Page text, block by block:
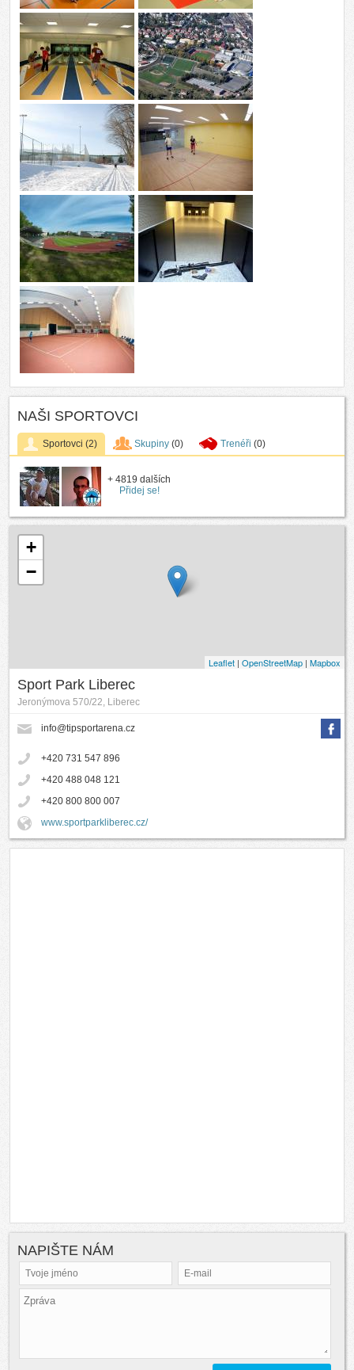
NAŠI SPORTOVCI
Sportovci (2) Skupiny (0) Trenéři (0)
+ 4819 dalších
Přidej se!
+
−
Leaflet | OpenStreetMap | Mapbox
Sport Park Liberec
Jeronýmova 570/22, Liberec
info@tipsportarena.cz
+420 731 547 896
+420 488 048 121
+420 800 800 007
www.sportparkliberec.cz/
NAPIŠTE NÁM